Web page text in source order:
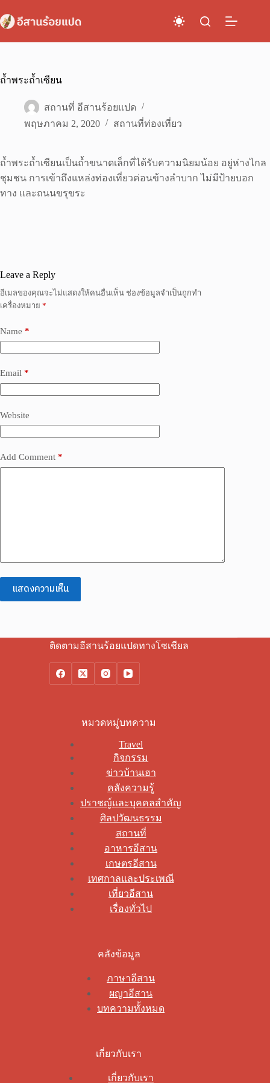
to
content
ถ้ำพระถ้ำเซียน
สถานที่ อีสานร้อยแปด
พฤษภาคม 2, 2020
สถานที่ท่องเที่ยว
ถ้ำพระถ้ำเซียนเป็นถ้ำขนาดเล็กที่ได้รับความนิยมน้อย อยู่ห่างไกล
ชุมชน การเข้าถึงแหล่งท่องเที่ยวค่อนข้างลำบาก ไม่มีป้ายบอก
ทาง และถนนขรุขระ
Leave a Reply
อีเมลของคุณจะไม่แสดงให้คนอื่นเห็น ช่องข้อมูลจำเป็นถูกทำ
เครื่องหมาย *
Name *
Email *
Website
Add Comment *
แสดงความเห็น
ติดตามอีสานร้อยแปดทางโซเชียล
หมวดหมู่บทความ
Travel
กิจกรรม
ข่าวบ้านเฮา
คลังความรู้
ปราชญ์และบุคคลสำคัญ
ศิลปวัฒนธรรม
สถานที่
อาหารอีสาน
เกษตรอีสาน
เทศกาลและประเพณี
เที่ยวอีสาน
เรื่องทั่วไป
คลังข้อมูล
ภาษาอีสาน
ผญาอีสาน
บทความทั้งหมด
เกี่ยวกับเรา
เกี่ยวกับเรา